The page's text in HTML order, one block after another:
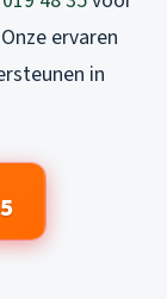
ervaren
in